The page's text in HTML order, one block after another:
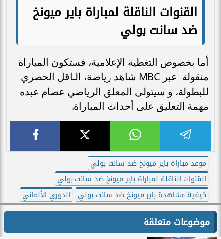
القنوات الناقلة لمباراة باير ميونخ
ضد سانت بولي
أما بخصوص التغطية الإعلامية، فستكون المباراة
منقولة عبر MBC شاهد رياضة، الناقل الحصري
للبطولة، و سيتولى المعلق الرياضي عصام عبده
مهمة التعليق على أحداث المباراة.
موعد مباراة باير ميونخ ضد سانت بولي
القنوات الناقلة لمباراة باير ميونخ ضد سانت بولي
كيفية مشاهدة باير ميونخ ضد سانت بولي
الدوري الألماني
موضوعات متعلقة